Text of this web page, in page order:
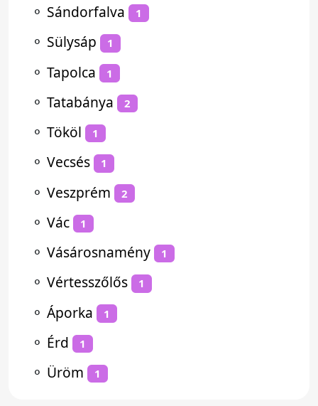
⚬ Sándorfalva 1
⚬ Sülysáp 1
⚬ Tapolca 1
⚬ Tatabánya 2
⚬ Tököl 1
⚬ Vecsés 1
⚬ Veszprém 2
⚬ Vác 1
⚬ Vásárosnamény 1
⚬ Vértesszőlős 1
⚬ Áporka 1
⚬ Érd 1
⚬ Üröm 1